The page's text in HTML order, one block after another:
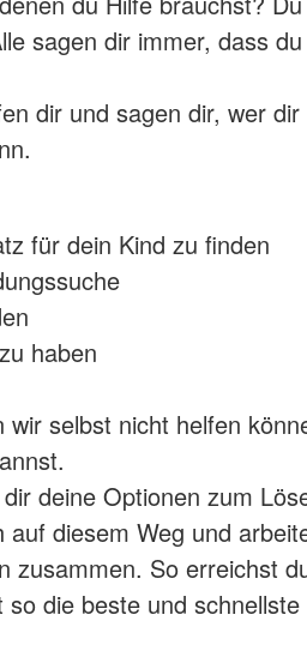
sagen dir immer, dass
dir und sagen dir, wer dir
für dein Kind zu finden
haben
selbst nicht helfen
deine Optionen zum
diesem Weg und
zusammen. So erreichst
die beste und schnellste